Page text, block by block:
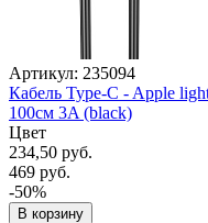
Артикул: 235094
Кабель Type-C - Apple
100см 3A (black)
Цвет
234,50 руб.
469 руб.
-50%
В корзину